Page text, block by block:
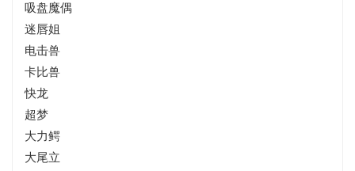
吸盘魔偶
迷唇姐
电击兽
卡比兽
快龙
超梦
大力鳄
大尾立